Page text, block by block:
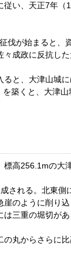
い、天正7年（
伐が始まると、
成政に反抗した
と、大津山城
を築くと、大津山
高256.1mの大
される。北東側
のように削り
三重の堀切があ
丸からさらに